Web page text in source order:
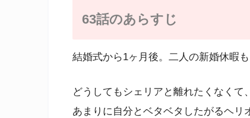
63話のあらすじ
結婚式から1ヶ月後。二人の新婚休暇
どうしてもシェリアと離れたくなくて
あまりに自分とベタベタしたがるヘリ